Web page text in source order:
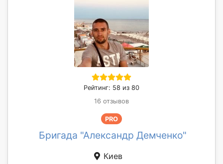
Рейтинг: 58 из 80
16 отзывов
PRO
Бригада "Александр Демченко"
Киев